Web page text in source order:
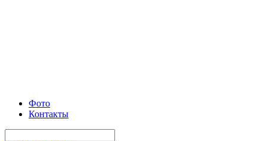
Фото
Контакты